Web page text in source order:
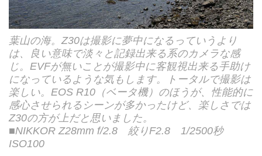
葉山の海。Z30は撮影に夢中になるっていうより
は、良い意味で淡々と記録出来る系のカメラな感
じ。EVFが無いことが撮影中に客観視出来る手助け
になっているような気もします。トータルで撮影は
楽しい。EOS R10（ベータ機）のほうが、性能的に
感心させられるシーンが多かったけど、楽しさでは
Z30の方が上だと思いました。
■NIKKOR Z28mm f/2.8 絞りF2.8 1/2500秒
ISO100